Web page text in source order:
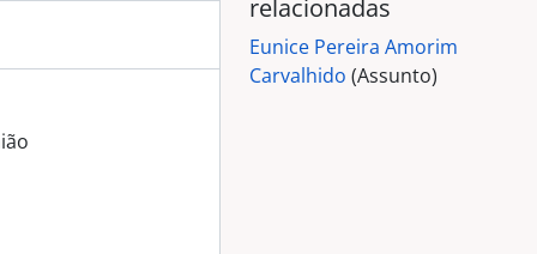
relacionadas
Eunice Pereira Amorim
Carvalhido (Assunto)